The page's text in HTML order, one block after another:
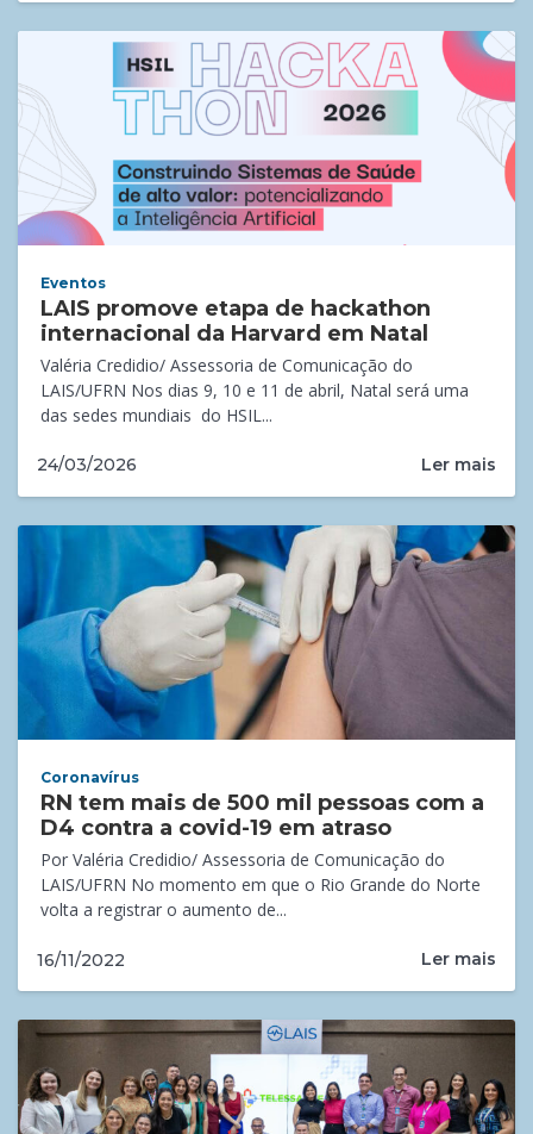
Eventos
LAIS promove etapa de hackathon
internacional da Harvard em Natal
Valéria Credidio/ Assessoria de Comunicação do
LAIS/UFRN Nos dias 9, 10 e 11 de abril, Natal será uma
das sedes mundiais do HSIL...
24/03/2026 Ler mais
Coronavírus
RN tem mais de 500 mil pessoas com a
D4 contra a covid-19 em atraso
Por Valéria Credidio/ Assessoria de Comunicação do
LAIS/UFRN No momento em que o Rio Grande do Norte
volta a registrar o aumento de...
16/11/2022 Ler mais